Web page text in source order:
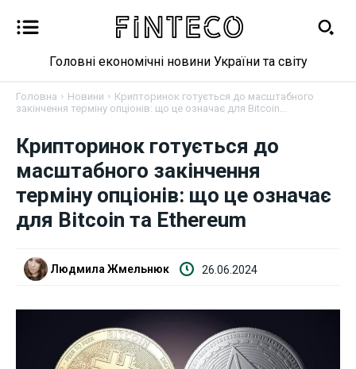
Новини
Бізнес
Фінанси
Валютний ринок
Робота і освіта
Головні економічні новини України та світу
Головна Новини
Крипторинок готується до масштабного
закінчення терміну опціонів: що це означає для Bitcoin...
Крипторинок готується до
масштабного закінчення
терміну опціонів: що це означає
для Bitcoin та Ethereum
Людмила Жмельнюк 26.06.2024